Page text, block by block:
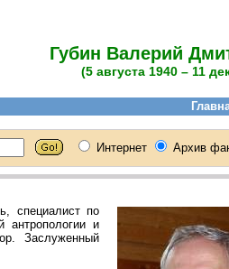
Губин Валерий
(5 августа 1940 – 11
специалист по
антропологии и
Заслуженный